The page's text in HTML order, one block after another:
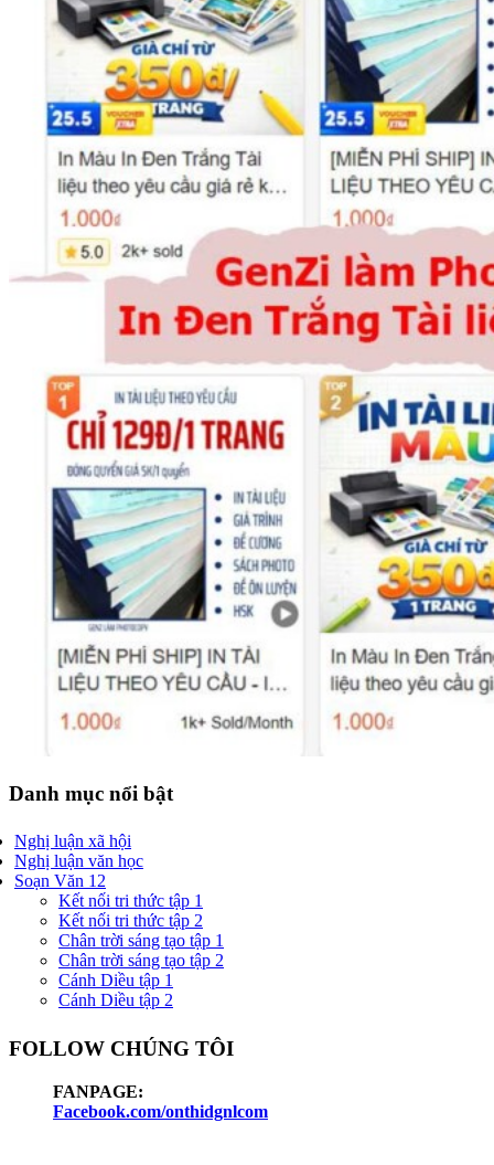
Danh mục nổi bật
Nghị luận xã hội
Nghị luận văn học
Soạn Văn 12
Kết nối tri thức tập 1
Kết nối tri thức tập 2
Chân trời sáng tạo tập 1
Chân trời sáng tạo tập 2
Cánh Diều tập 1
Cánh Diều tập 2
FOLLOW CHÚNG TÔI
FANPAGE:
Facebook.com/onthidgnlcom